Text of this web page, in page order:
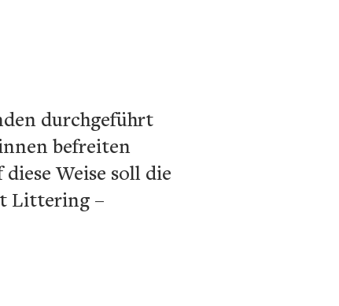
durchgeführt
befreiten
Weise soll die
Littering –